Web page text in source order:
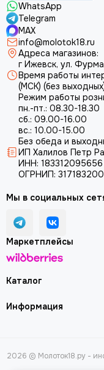
WhatsApp
Telegram
MAX
info@molotok18.ru
Адреса магазинов:
г Ижевск, ул.
Время работы
(МСК) (без
Режим работы
пн.-пт.: 08.30-18.30
сб.: 09.00-16.00
вс.: 10.00-15.00
Без обеда и
ИП Халилов Петр
ИНН: 183312095656
ОГРНИП:
Каталог
Информация
Мы в социальных
Маркетплейсы
2026 © Молоток18.ру -